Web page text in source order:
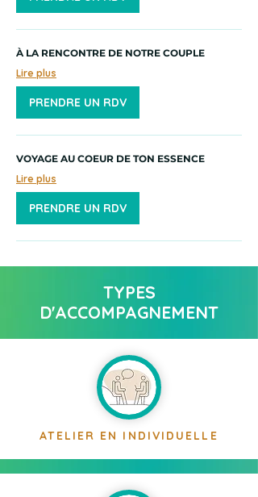
À LA RENCONTRE DE NOTRE COUPLE
Lire plus
PRENDRE UN RDV
VOYAGE AU COEUR DE TON ESSENCE
Lire plus
PRENDRE UN RDV
TYPES
D'ACCOMPAGNEMENT
ATELIER EN INDIVIDUELLE